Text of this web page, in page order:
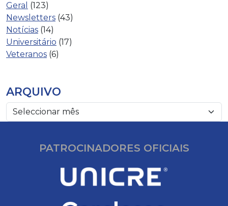
Geral (123)
Newsletters (43)
Notícias (14)
Universitário (17)
Veteranos (6)
ARQUIVO
PATROCINADORES OFICIAIS